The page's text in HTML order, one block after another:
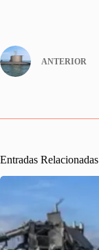
ANTERIOR
Entradas Relacionadas